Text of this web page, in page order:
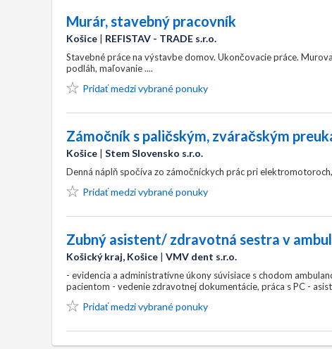
Murár, stavebný pracovník
Košice | REFISTAV - TRADE s.r.o.
Stavebné práce na výstavbe domov. Ukončovacie práce.
podláh, maľovanie ....
Pridať medzi vybrané ponuky
Zámočník s paličským, zváračským
Košice | Stem Slovensko s.r.o.
Denná náplň spočíva zo zámočníckych prác pri
Pridať medzi vybrané ponuky
Zubný asistent/ zdravotná sestra v
Košický kraj, Košice | VMV dent s.r.o.
​- evidencia a administratívne úkony súvisiace s chodom
pacientom ​- vedenie zdravotnej dokumentácie, práca s PC ​-
Pridať medzi vybrané ponuky